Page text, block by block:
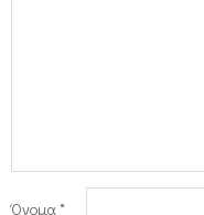
Όνομα*